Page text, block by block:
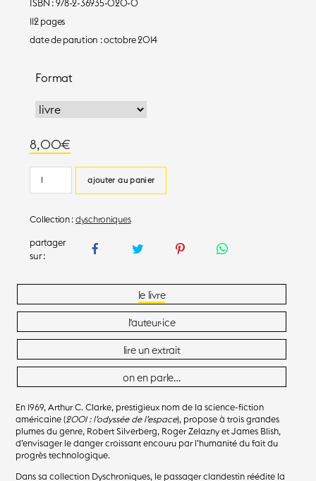
ISBN : 978-2-36935-020-0
112 pages
date de parution : octobre 2014
Format
8,00€
quantité
de
mourons
nus
ajouter au panier
Collection :dyschroniques
le livre
l’auteur·ice
lire un extrait
on en parle…
En 1969, Arthur C. Clarke, prestigieux nom de la science-fiction
américaine (2001 : l’odyssée de l’espace), propose à trois grandes
plumes du genre, Robert Silverberg, Roger Zelazny et James Blish,
d’envisager le danger croissant encouru par l’humanité du fait du
progrès technologique.
Dans sa collection Dyschroniques, le passager clandestin réédite la